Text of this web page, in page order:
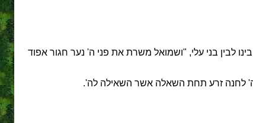
לבין בני עלי, "ושמואל משרת את פני ה' נער חגור אפוד
ה' לחנה זרע תחת השאלה אשר השאילה לה'.